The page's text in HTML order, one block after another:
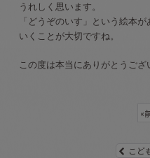
うれしく思います。
「どうぞのいす」という絵本
いくことが大切ですね。
この度は本当にありがとうござ
«
こど